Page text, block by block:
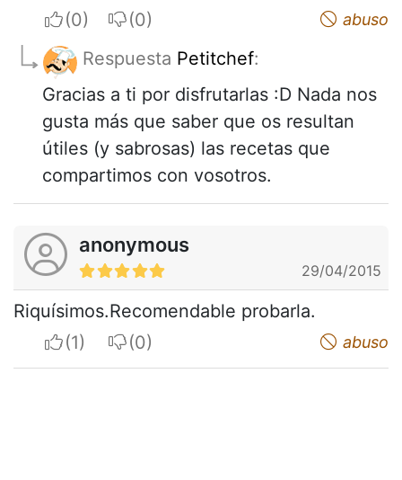
I apreciateI do not appreciate abuso
Respuesta Petitchef:
Gracias a ti por disfrutarlas :D Nada nos
gusta más que saber que os resultan
útiles (y sabrosas) las recetas que
compartimos con vosotros.
anonymous
29/04/2015
Riquísimos.Recomendable probarla.
I apreciateI do not appreciate abuso